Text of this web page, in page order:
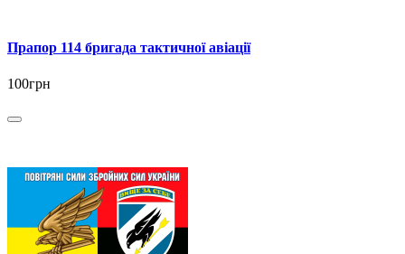
Прапор 114 бригада тактичної авіації
100грн